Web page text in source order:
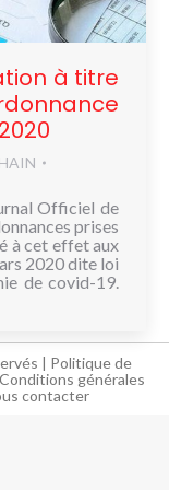
à titre
Officiel de
prises
à cet effet aux
2020 dite loi
de covid-19.
| Politique de
Conditions générales
contacter